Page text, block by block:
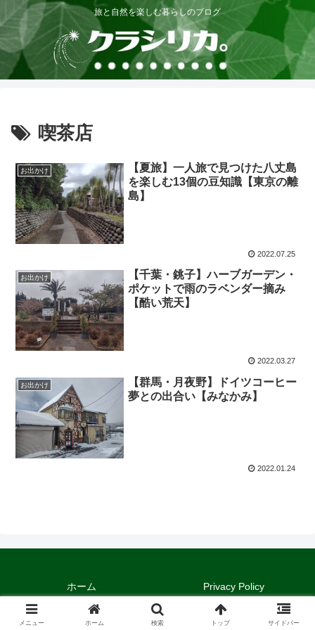
旅と自然を楽しむ暮らしのブログ
喫茶店
お出かけ
【夏旅】一人旅で見つけた八丈島
を楽しむ13個の豆知識【東京の離
島】
2022.07.25
お出かけ
【千葉・銚子】ハーブガーデン・
ポケットで雨のラベンダー摘み
【酷い荒天】
2022.03.27
お出かけ
【群馬・月夜野】ドイツコーヒー
夢との出合い【みなかみ】
2022.01.24
ホーム Privacy Policy
Copyright © 2021-2026 クラシリカ。 All Rights Reserved.
メニュー ホーム 検索 トップ サイドバー